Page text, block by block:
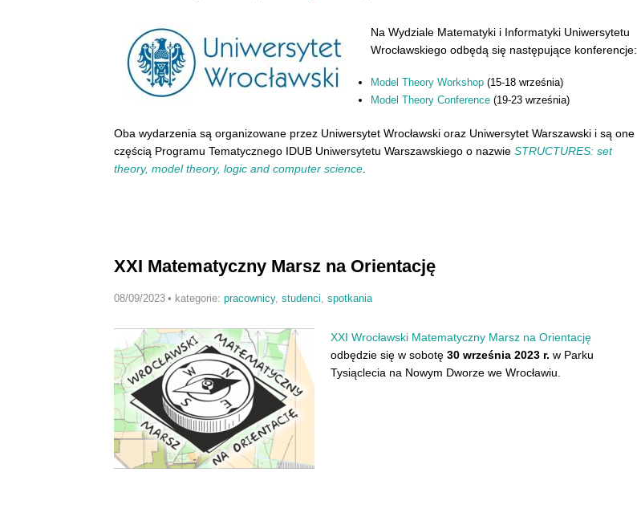
Na Wydziale Matematyki i Informatyki Uniwersytetu
Wrocławskiego odbędą się następujące konferencje:
Model Theory Workshop (15-18 września)
Model Theory Conference (19-23 września)
Oba wydarzenia są organizowane przez Uniwersytet Wrocławski oraz Uniwersytet Warszawski i są one
częścią Programu Tematycznego IDUB Uniwersytetu Warszawskiego o nazwie STRUCTURES: set
theory, model theory, logic and computer science
XXI Matematyczny Marsz na Orientację
08/09/2023 • kategorie: pracownicy, studenci, spotkania
XXI Wrocławski Matematyczny Marsz na Orientację
odbędzie się w sobotę 30 września 2023 r. w Parku
Tysiąclecia na Nowym Dworze we Wrocławiu.